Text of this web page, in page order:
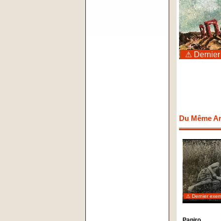
⚠ Dernier
Du Même
⚠ Dernier